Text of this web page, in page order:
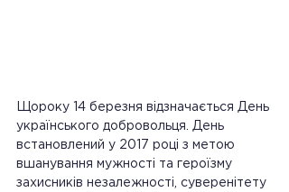
Щороку 14 березня відзначається День
українського добровольця. День
встановлений у 2017 році з метою
вшанування мужності та героїзму
захисників незалежності, суверенітету